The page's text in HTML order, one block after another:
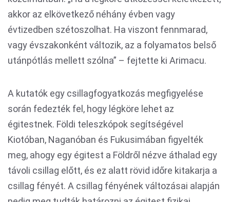
akkor az elkövetkező néhány évben vagy
évtizedben szétoszolhat. Ha viszont fennmarad,
vagy évszakonként változik, az a folyamatos belső
utánpótlás mellett szólna” – fejtette ki Arimacu.
A kutatók egy csillagfogyatkozás megfigyelése
során fedezték fel, hogy légköre lehet az
égitestnek. Földi teleszkópok segítségével
Kiotóban, Naganóban és Fukusimában figyelték
meg, ahogy egy égitest a Földről nézve áthalad egy
távoli csillag előtt, és ez alatt rövid időre kitakarja a
csillag fényét. A csillag fényének változásai alapján